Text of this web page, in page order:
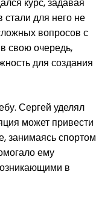
стали для него не
вопросов с
свою очередь,
для создания
Сергей уделял
может привести
занимаясь спортом
ему
в